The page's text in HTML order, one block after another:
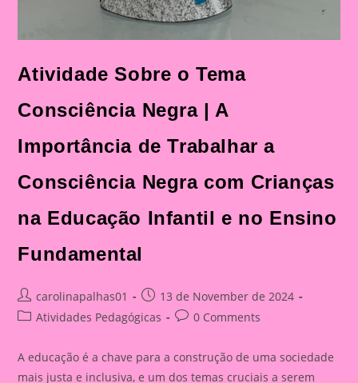
Atividade Sobre o Tema
Consciência Negra | A
Importância de Trabalhar a
Consciência Negra com Crianças
na Educação Infantil e no Ensino
Fundamental
Post
author:
carolinapalhas01
Post
published:
13 de November de 2024
PostAtividades Pedagógicas
Post0 Comments
A educação é a chave para a construção de uma sociedade
mais justa e inclusiva, e um dos temas cruciais a serem